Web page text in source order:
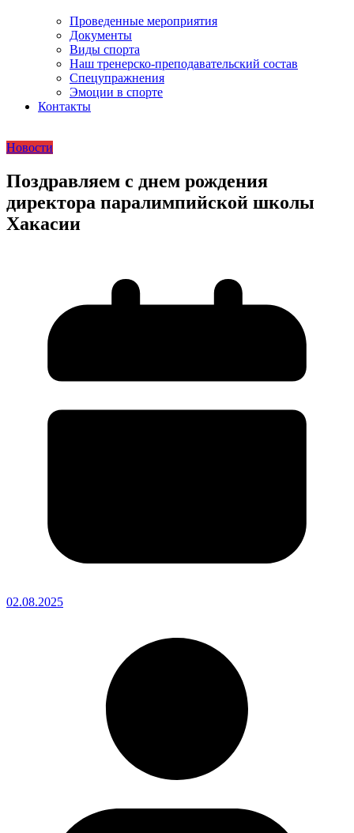
Проведенные мероприятия
Документы
Виды спорта
Наш тренерско-преподавательский состав
Спецупражнения
Эмоции в спорте
Контакты
Новости
Поздравляем с днем рождения
директора паралимпийской школы
Хакасии
02.08.2025